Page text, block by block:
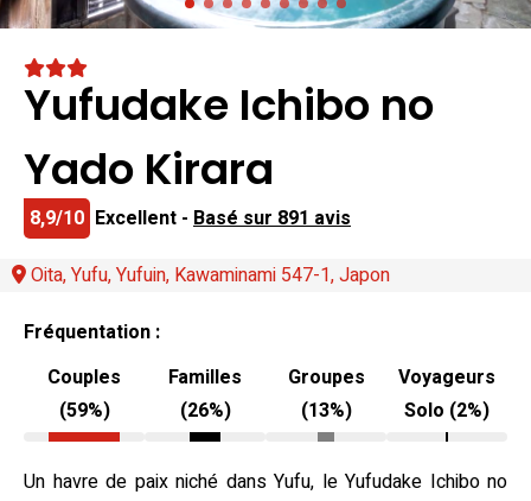
Yufudake Ichibo no
Yado Kirara
8,9/10 Excellent - Basé sur 891 avis
Oita, Yufu, Yufuin, Kawaminami 547-1, Japon
Fréquentation :
Couples
(59%)
Familles
(26%)
Groupes
(13%)
Voyageurs
Solo (2%)
Un havre de paix niché dans Yufu, le Yufudake Ichibo no